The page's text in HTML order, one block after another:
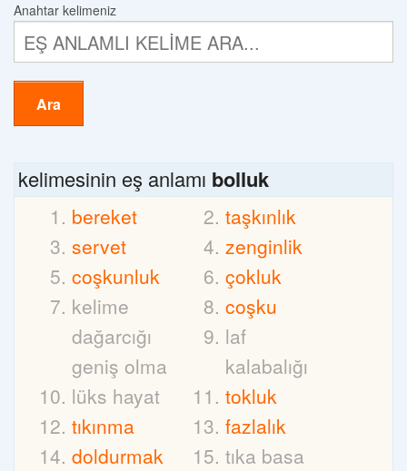
Anahtar kelimeniz
Ara
kelimesinin eş anlamı bolluk
bereket
taşkınlık
servet
zenginlik
coşkunluk
çokluk
kelime
dağarcığı
geniş olma
coşku
laf
kalabalığı
lüks hayat
tokluk
tıkınma
fazlalık
doldurmak
tıka basa